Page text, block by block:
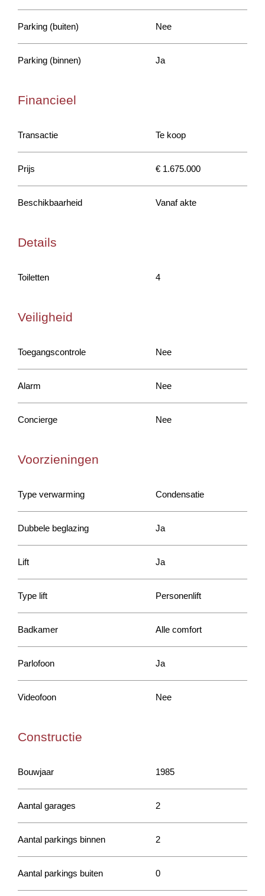
Parking (buiten) Nee
Parking (binnen) Ja
Financieel
Transactie Te koop
Prijs € 1.675.000
Beschikbaarheid Vanaf akte
Details
Toiletten 4
Veiligheid
Toegangscontrole Nee
Alarm Nee
Concierge Nee
Voorzieningen
Type verwarming Condensatie
Dubbele beglazing Ja
Lift Ja
Type lift Personenlift
Badkamer Alle comfort
Parlofoon Ja
Videofoon Nee
Constructie
Bouwjaar 1985
Aantal garages 2
Aantal parkings binnen 2
Aantal parkings buiten 0